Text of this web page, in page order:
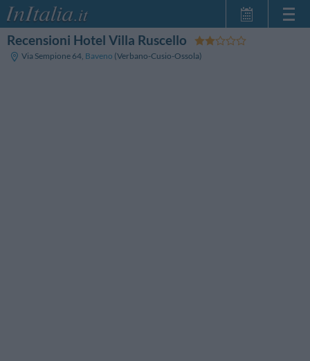
Home Page
Recensioni Hotel Villa Ruscello
Via Sempione 64, Baveno (Verbano-Cusio-Ossola)